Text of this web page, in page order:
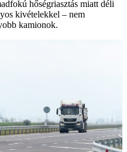
hőségriasztás miatt déli
kivételekkel – nem
kamionok.